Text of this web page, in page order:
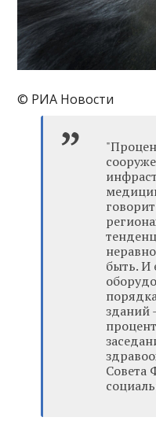
© РИА Новости
быть. И
зданий
Совета